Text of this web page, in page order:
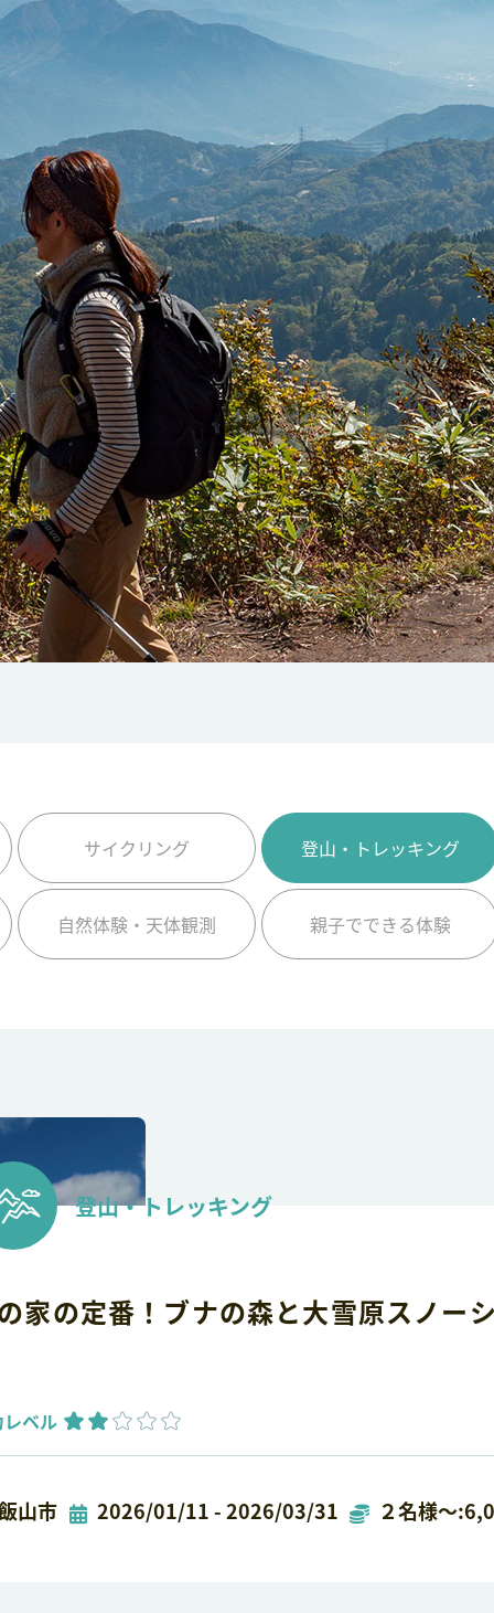
サイクリング 登山・トレッキング
自然体験・天体観測 親子でできる体験
登山・トレッキング
家の定番！ブナの森と大雪原スノー
ベル
山市 2026/01/11 - 2026/03/31 ２名様～